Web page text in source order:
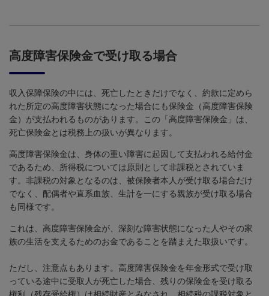
高度障害保険金で受け取る場合
収入保障保険の中には、死亡したときだけでなく、約款に定めら
れた所定の高度障害状態になった場合にも保険金（高度障害保険
金）が支払われるものがあります。この「高度障害保険金」は、
死亡保険金とは税務上の扱いが異なります。
高度障害保険金は、身体の重い障害に起因して支払われる給付金
であるため、所得税については原則として非課税とされていま
す。非課税の対象となるのは、被保険者本人が受け取る場合だけ
でなく、配偶者や直系血族、生計を一にする親族が受け取る場合
も同様です。
これは、高度障害保険金が、深刻な障害状態になった人やその家
族の生活を支えるためのお金であることを踏まえた取扱いです。
ただし、注意点もあります。高度障害保険金を年金形式で受け取
っている途中に受取人が死亡した場合、残りの保険金を受け取る
権利（残存受給権）は相続財産とみなされ、相続税の課税対象と